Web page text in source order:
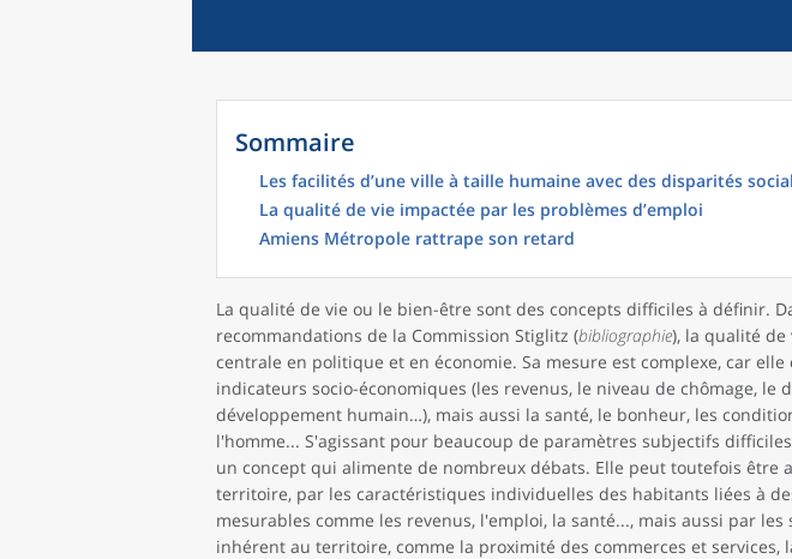
Sommaire
Les facilités d’une ville à taille humaine avec des disparités
La qualité de vie impactée par les problèmes d’emploi
Amiens Métropole rattrape son retard
La qualité de vie ou le bien-être sont des concepts difficiles à définir.
recommandations de la Commission Stiglitz (bibliographie), la qualité
centrale en politique et en économie. Sa mesure est complexe, car elle
indicateurs socio-économiques (les revenus, le niveau de chômage, le
développement humain…), mais aussi la santé, le bonheur, les
l'homme... S'agissant pour beaucoup de paramètres subjectifs
un concept qui alimente de nombreux débats. Elle peut toutefois être
territoire, par les caractéristiques individuelles des habitants liées à
mesurables comme les revenus, l'emploi, la santé..., mais aussi par
inhérent au territoire, comme la proximité des commerces et services,